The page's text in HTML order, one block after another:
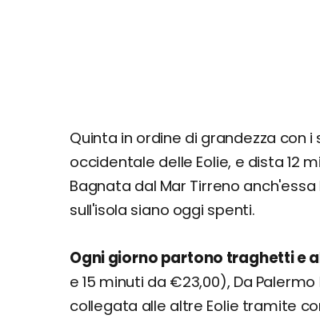
Quinta in ordine di grandezza con
occidentale delle Eolie, e dista 12
Bagnata dal Mar Tirreno
sull'isola siano oggi spenti.
Ogni giorno partono traghetti e
e 15 minuti da €23,00), Da
collegata alle altre Eolie tramite